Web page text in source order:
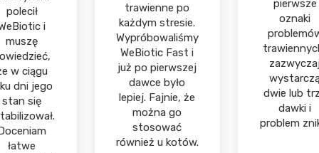
polecił
i
muszę
w ciągu
dni jego
stan się
łatwe
trawienne po
każdym stresie.
Wypróbowaliśmy
WeBiotic Fast i
już po pierwszej
dawce było
lepiej. Fajnie, że
można go
stosować
również u kotów.
pierwsze
oznaki
dwie lub
dawki i
problem